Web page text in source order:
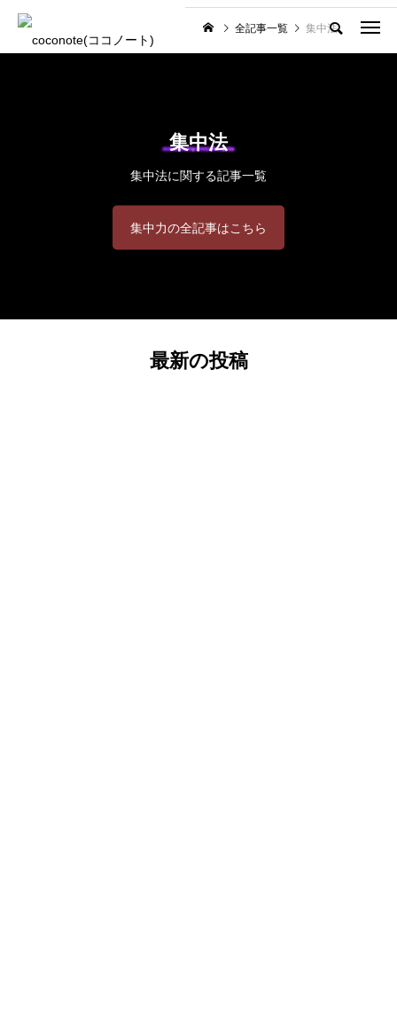
全記事一覧 集中法
集中法
集中法に関する記事一覧
集中力の全記事はこちら
最新の投稿